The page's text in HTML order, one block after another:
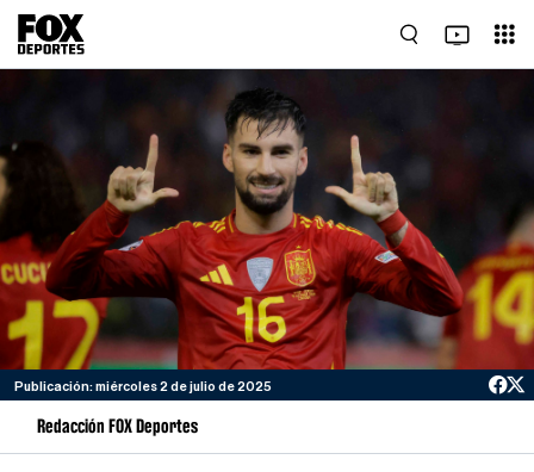
Publicación: miércoles 2 de julio de 2025
Redacción FOX Deportes